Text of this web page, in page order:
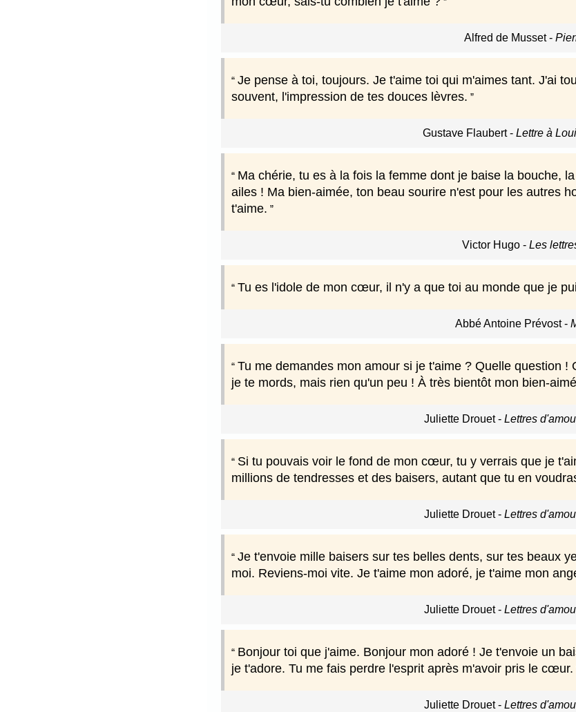
Alfred de Musset-
Je pense à toi, toujours. Je t'aime toi qui m'aimes tant. J'ai
souvent, l'impression de tes douces lèvres.
Gustave Flaubert- Lettre à
Ma chérie, tu es à la fois la femme dont je baise la bouche,
ailes ! Ma bien-aimée, ton beau sourire n'est pour les autres
t'aime.
Victor Hugo - Les
Tu es l'idole de mon cœur, il n'y a que toi au monde que je
Abbé Antoine Prévost-
Tu me demandes mon amour si je t'aime ? Quelle question
je te mords, mais rien qu'un peu ! À très bientôt mon bien-
Juliette Drouet- Lettres
Si tu pouvais voir le fond de mon cœur, tu y verrais que je
millions de tendresses et des baisers, autant que tu en
Juliette Drouet- Lettres
Je t'envoie mille baisers sur tes belles dents, sur tes beaux
moi. Reviens-moi vite. Je t'aime mon adoré, je t'aime mon
Juliette Drouet- Lettres
Bonjour toi que j'aime. Bonjour mon adoré ! Je t'envoie un
je t'adore. Tu me fais perdre l'esprit après m'avoir pris le cœur.
Juliette Drouet- Lettres